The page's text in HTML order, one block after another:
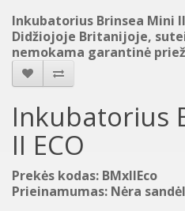
Inkubatorius Brinsea Mini
Didžiojoje Britanijoje,
nemokama garantinė
Inkubatorius
II ECO
Prekės kodas: BMxIIEco
Prieinamumas: Nėra